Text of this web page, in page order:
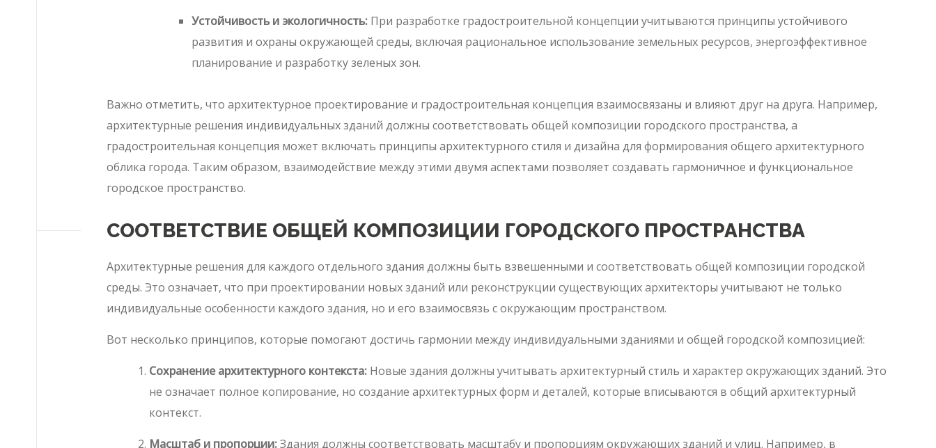
Устойчивость и экологичность: При разработке градостроительной концепции учитываются принципы устойчивого
развития и охраны окружающей среды, включая рациональное использование земельных ресурсов, энергоэффективное
планирование и разработку зеленых зон.
Важно отметить, что архитектурное проектирование и градостроительная концепция взаимосвязаны и влияют друг на друга. Например,
архитектурные решения индивидуальных зданий должны соответствовать общей композиции городского пространства, а
градостроительная концепция может включать принципы архитектурного стиля и дизайна для формирования общего архитектурного
облика города. Таким образом, взаимодействие между этими двумя аспектами позволяет создавать гармоничное и функциональное
городское пространство.
СООТВЕТСТВИЕ ОБЩЕЙ КОМПОЗИЦИИ ГОРОДСКОГО ПРОСТРАНСТВА
Архитектурные решения для каждого отдельного здания должны быть взвешенными и соответствовать общей композиции городской
среды. Это означает, что при проектировании новых зданий или реконструкции существующих архитекторы учитывают не только
индивидуальные особенности каждого здания, но и его взаимосвязь с окружающим пространством.
Вот несколько принципов, которые помогают достичь гармонии между индивидуальными зданиями и общей городской композицией:
Сохранение архитектурного контекста: Новые здания должны учитывать архитектурный стиль и характер окружающих зданий. Это
не означает полное копирование, но создание архитектурных форм и деталей, которые вписываются в общий архитектурный
контекст.
Масштаб и пропорции:Здания должны соответствовать масштабу и пропорциям окружающих зданий и улиц. Например, в